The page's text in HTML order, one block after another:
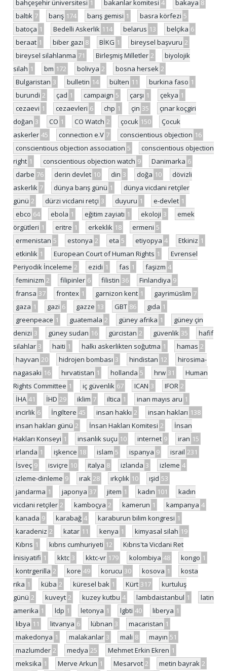
bahçeşehir üniversitesi 1 bakanlar komitesi 4 bakaya 8
baltık 7 barış 174 barış gemisi 1 basra körfezi 5
batoça 1 Bedelli Askerlik 114 belarus 13 belçika 6
beraat 1 biber gazı 8 BİKG 1 bireysel başvuru 2
bireysel silahlanma 71 Birleşmiş Milletler 2
biyolojik
silah 1 bm 172 bolivya 2 bosna hersek 2
Bulgaristan 3 bulletin 14 bülten 11 burkina faso 1
burundi 2 çad 1 campaign 5 çarşı 1 çekya 1
cezaevi 1 cezaevleri 6 chp 1 çin 35
çınar koçgiri
doğan 3 CO 1 CO Watch 2 çocuk 150
Çocuk
askerler 45 connection e.V 7 conscientious objection 16
conscientious objection association 5
conscientious objection
right 1 conscientious objection watch 9 Danimarka 6
darbe 76 derin devlet 10 din 3 doğa 10
dövizli
askerlik 7 dünya barış günü 1
dünya vicdani retçiler
günü 2 dürzi vicdani retçi 3 duyuru 1 e-devlet 1
ebco 64 ebola 1 eğitim zayiatı 1 ekoloji 3
emek
örgütleri 1 eritre 1 erkeklik 18 ermeni 5
ermenistan 5 estonya 2 eta 5 etiyopya 4 Etkiniz 1
etkinlik 1 European Court of Human Rights 1
Evrensel
Periyodik İnceleme 2 ezidi 1 fas 1 faşizm 4
feminizm 2 filipinler 6 filistin 36 Finlandiya 9
fransa 37 frontex 1 garnizon kent 1 gayrimüslim 7
gaza 1 gazi 6 gazze 13 GBT 86 gıda 1
greenpeace 1 guatemala 2 güney afrika 1
güney çin
denizi 3 güney sudan 16 gürcistan 2 güvenlik 35
hafif
silahlar 3 haiti 1 halkı askerlikten soğutma 1 hamas 2
hayvan 20 hidrojen bombası 3 hindistan 12
hirosima-
nagasaki 16 hırvatistan 1 hollanda 5 hrw 31
Human
Rights Committee 1 iç güvenlik 67 ICAN 3 IFOR 2
İHA 41 İHD 29 iklim 7 iltica 1 inan mayıs aru 1
incirlik 6 İngiltere 45 insan hakkı 2 insan hakları 138
insan hakları günü 2 İnsan Hakları Komitesi 2
İnsan
Hakları Konseyi 1 insanlık suçu 10 internet 9 iran 15
irlanda 1 işkence 18 islam 5 ispanya 9 israil 231
İsveç 9 isviçre 10 italya 8 izlanda 3 izleme 4
izleme-dinleme 9 ırak 28 ırkçılık 10 ışid 53
jandarma 1 japonya 37 jitem 1 kadın 101
kadın
vicdani retçiler 2 kamboçya 2 kamerun 1 kampanya 4
kanada 9 karabağ 4 karaburun bilim kongresi 1
karadeniz 2 katar 11 kenya 1 kimyasal silah 19
Kıbrıs 1 kıbrıs cumhuriyeti 12
Kıbrıs'ta Vicdani Ret
İnisiyatifi 1 kktc 3 kktc-vr 179 kolombiya 48 kongo 1
kontrgerilla 2 kore 49 korucu 30 kosova 1
kosta
rika 1 küba 2 küresel bak 1 Kürt 317
kurtuluş
günü 2 kuveyt 2 kuzey kutbu 4 lambdaistanbul 1
latin
amerika 1 ldp 1 letonya 1 lgbti 40 liberya 1
libya 11 litvanya 6 lübnan 3 macaristan 1
makedonya 1 malakanlar 3 mali 8 mayın 51
mazlumder 2 medya 25 Mehmet Erkin Ekren 1
meksika 1 Merve Arkun 1 Mesarvot 2 metin bayrak 2